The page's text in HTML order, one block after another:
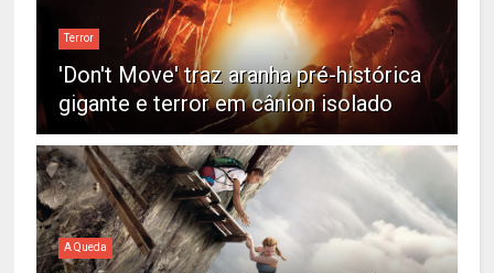
Terror
'Don't Move' traz aranha pré-histórica
gigante e terror em cânion isolado
A Queda